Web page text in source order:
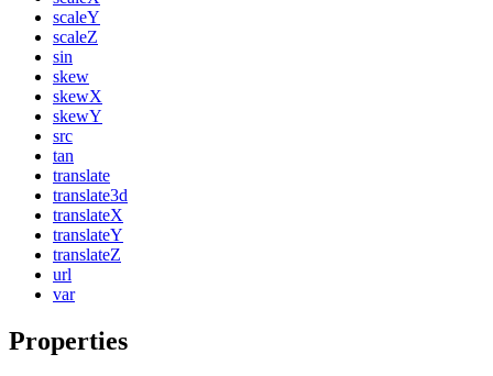
scaleY
scaleZ
sin
skew
skewX
skewY
src
tan
translate
translate3d
translateX
translateY
translateZ
url
var
Properties